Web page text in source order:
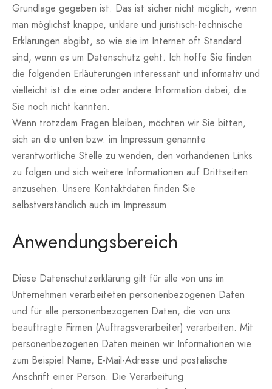
Grundlage gegeben ist. Das ist sicher nicht möglich, wenn
man möglichst knappe, unklare und juristisch-technische
Erklärungen abgibt, so wie sie im Internet oft Standard
sind, wenn es um Datenschutz geht. Ich hoffe Sie finden
die folgenden Erläuterungen interessant und informativ und
vielleicht ist die eine oder andere Information dabei, die
Sie noch nicht kannten.
Wenn trotzdem Fragen bleiben, möchten wir Sie bitten,
sich an die unten bzw. im Impressum genannte
verantwortliche Stelle zu wenden, den vorhandenen Links
zu folgen und sich weitere Informationen auf Drittseiten
anzusehen. Unsere Kontaktdaten finden Sie
selbstverständlich auch im Impressum.
Anwendungsbereich
Diese Datenschutzerklärung gilt für alle von uns im
Unternehmen verarbeiteten personenbezogenen Daten
und für alle personenbezogenen Daten, die von uns
beauftragte Firmen (Auftragsverarbeiter) verarbeiten. Mit
personenbezogenen Daten meinen wir Informationen wie
zum Beispiel Name, E-Mail-Adresse und postalische
Anschrift einer Person. Die Verarbeitung